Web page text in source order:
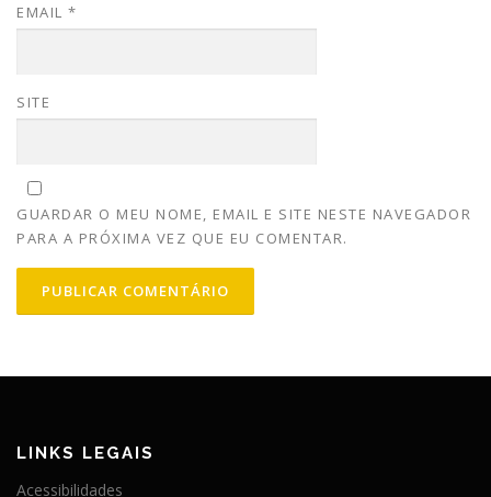
EMAIL *
SITE
GUARDAR O MEU NOME, EMAIL E SITE NESTE NAVEGADOR
PARA A PRÓXIMA VEZ QUE EU COMENTAR.
LINKS LEGAIS
Acessibilidades